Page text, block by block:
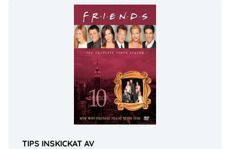
TIPS INSKICKAT AV